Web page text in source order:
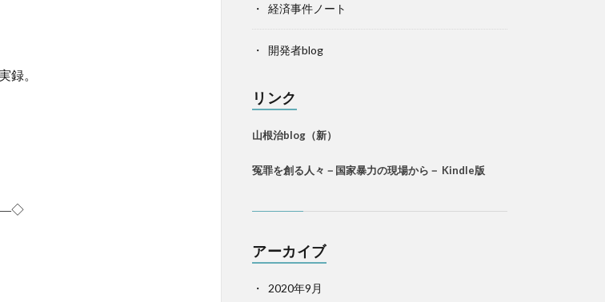
。
経済事件ノート
開発者blog
リンク
山根治blog（新）
冤罪を創る人々－国家暴力の現場から－ Kindle版
アーカイブ
2020年9月